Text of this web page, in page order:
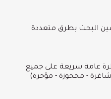
البحث بطرق متعددة
عامة سريعة على جميع
- محجوزة - مؤجرة)